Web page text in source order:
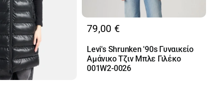
79,00 €
Levi's Shrunken '90s Γυναικείο
Αμάνικο Τζιν Μπλε Γιλέκο
001W2-0026